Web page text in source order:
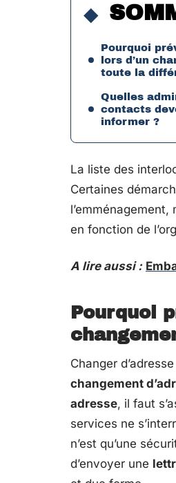
Pourquoi
lors d’un
toute la
Quelles
contacts
informer ?
La liste des
Certaines
en fonction de
A lire aussi :
Pourquoi
Changer
changement
adresse, il faut
services ne
n’est qu’une
d’envoyer une